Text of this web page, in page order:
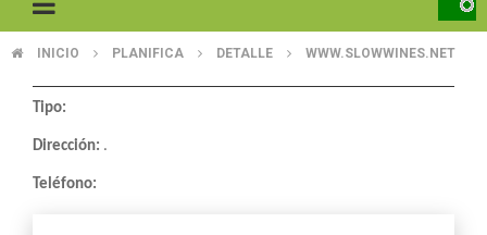
BREADCRUMB
INICIO PLANIFICA DETALLE WWW.SLOWWINES.NET
Tipo:
Dirección: .
Teléfono: